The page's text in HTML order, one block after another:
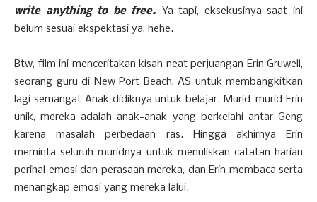
write anything to be free. Ya tapi, eksekusinya saat ini
belum sesuai ekspektasi ya, hehe.
Btw, film ini menceritakan kisah neat perjuangan Erin Gruwell,
seorang guru di New Port Beach, AS untuk membangkitkan
lagi semangat Anak didiknya untuk belajar. Murid-murid Erin
unik, mereka adalah anak-anak yang berkelahi antar Geng
karena masalah perbedaan ras. Hingga akhirnya Erin
meminta seluruh muridnya untuk menuliskan catatan harian
perihal emosi dan perasaan mereka, dan Erin membaca serta
menangkap emosi yang mereka lalui.